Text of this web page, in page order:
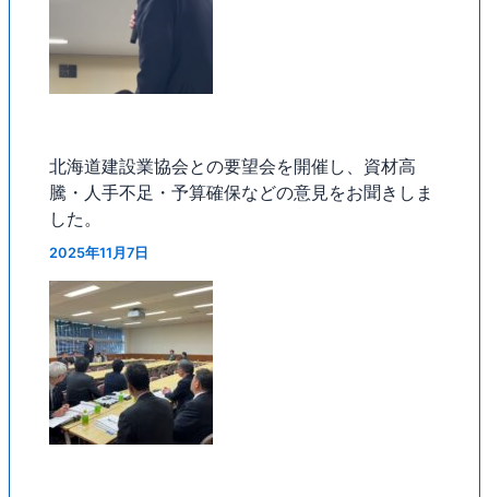
北海道建設業協会との要望会を開催し、資材高
騰・人手不足・予算確保などの意見をお聞きしま
した。
2025年11月7日